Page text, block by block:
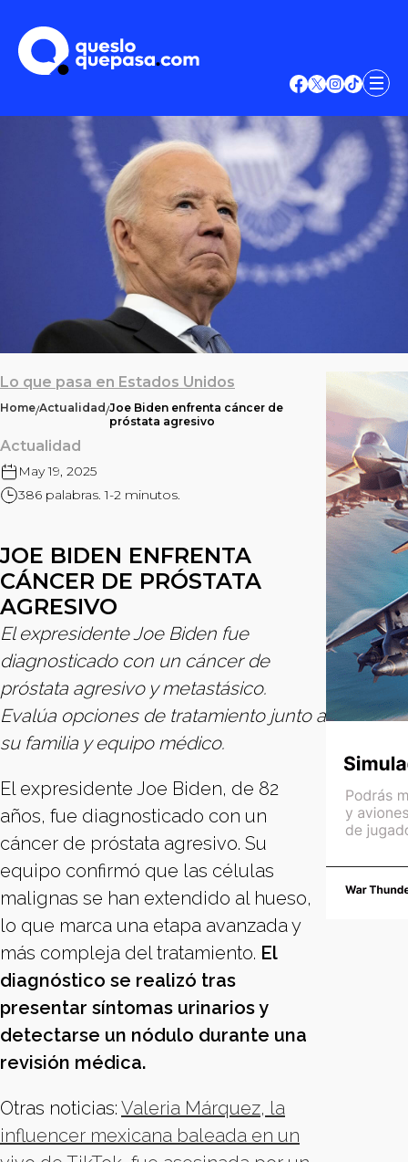
Lo que pasa en Estados Unidos
Home/Actualidad/Joe Biden enfrenta cáncer de
próstata agresivo
Actualidad
May 19, 2025
386 palabras. 1-2 minutos.
JOE BIDEN ENFRENTA
CÁNCER DE PRÓSTATA
AGRESIVO
El expresidente Joe Biden fue
diagnosticado con un cáncer de
próstata agresivo y metastásico.
Evalúa opciones de tratamiento junto a
su familia y equipo médico.
El expresidente Joe Biden, de 82
años, fue diagnosticado con un
cáncer de próstata agresivo. Su
equipo confirmó que las células
malignas se han extendido al hueso,
lo que marca una etapa avanzada y
más compleja del tratamiento. El
diagnóstico se realizó tras
presentar síntomas urinarios y
detectarse un nódulo durante una
revisión médica.
Otras noticias: Valeria Márquez, la
influencer mexicana baleada en un